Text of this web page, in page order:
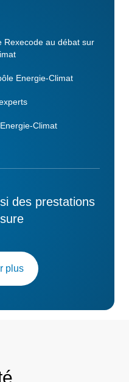
Rexecode au débat sur
Energie-Climat
Climat
des prestations
plus